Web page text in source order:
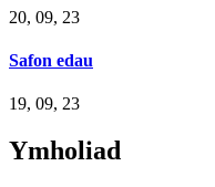
20, 09, 23
Safon edau
19, 09, 23
Ymholiad